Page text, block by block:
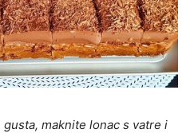
maknite lonac s vatre i